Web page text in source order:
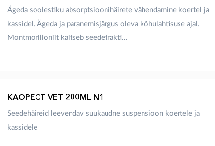
Ägeda soolestiku absorptsioonihäirete vähendamine koertel ja
kassidel. Ägeda ja paranemisjärgus oleva kõhulahtisuse ajal.
Montmorilloniit kaitseb seedetrakti...
KAOPECT VET 200ML N1
Seedehäireid leevendav suukaudne suspensioon koertele ja
kassidele